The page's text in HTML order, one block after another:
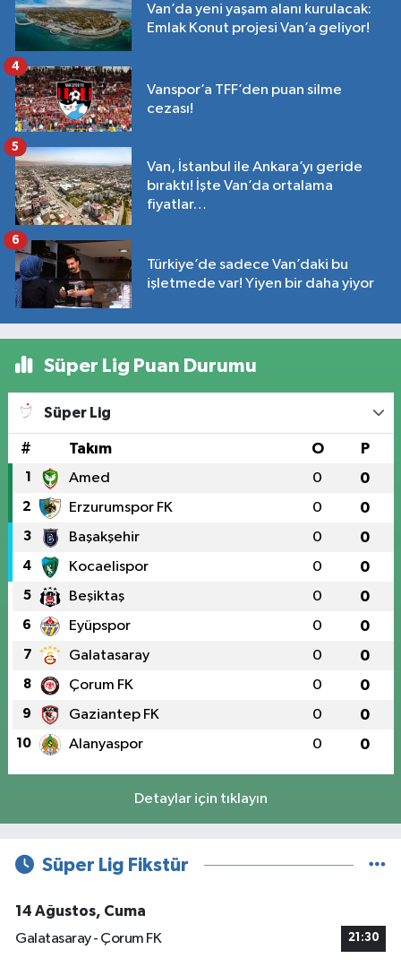
Van’da yeni yaşam alanı kurulacak:
Emlak Konut projesi Van’a geliyor!
Vanspor’a TFF’den puan silme
cezası!
4
Van, İstanbul ile Ankara’yı geride
bıraktı! İşte Van’da ortalama
fiyatlar…
5
Türkiye’de sadece Van’daki bu
işletmede var! Yiyen bir daha yiyor
6
Süper Lig Puan Durumu
Süper Lig
# Takım O P
1 Amed 0 0
2 Erzurumspor FK 0 0
3 Başakşehir 0 0
4 Kocaelispor 0 0
5 Beşiktaş 0 0
6 Eyüpspor 0 0
7 Galatasaray 0 0
8 Çorum FK 0 0
9 Gaziantep FK 0 0
10 Alanyaspor 0 0
Detaylar için tıklayın
Süper Lig Fikstür
14 Ağustos, Cuma
Galatasaray - Çorum FK
21:30